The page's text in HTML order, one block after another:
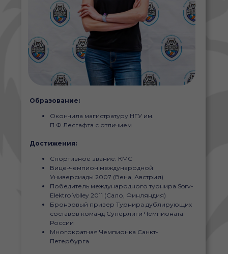
Образование:
Окончила магистратуру НГУ им.
П.Ф.Лесгафта с отличием
Достижения:
Спортивное звание: КМС
Вице-чемпион международной
Универсиады 2007 (Вена, Австрия)
Победитель международного турнира Sorv-
Elektro Volley 2011 (Сало, Финляндия)
Бронзовый призер Турнира дублирующих
составов команд Суперлиги Чемпионата
России
Многократная Чемпионка Санкт-
Петербурга